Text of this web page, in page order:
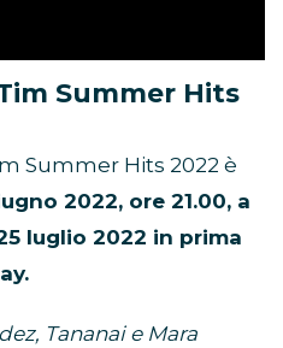
Summer Hits
Summer Hits 2022 è
2022, ore 21.00, a
luglio 2022 in prima
Tananai e Mara